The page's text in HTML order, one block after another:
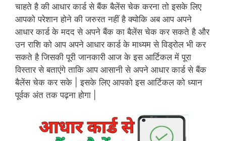
चाहते है की आधार कार्ड से बैंक बैलेंस चेक करना तो इसके लिए
आपको परेशान होने की जरुरत नहीं है क्योकि अब आप अपने
आधार कार्ड के मदद से अपने बैंक का बैलेंस चेक कर सकते है और
उन राशि को आप अपने आधार कार्ड के माध्यम से विड्रोल भी कर
सकते है जिसकी पूरी जानकारी आज के इस आर्टिकल में पूरा
विस्तार से बताएंगे ताकि आप आसानी से अपने आधार कार्ड से बैंक
बैलेंस चेक कर सके | इसके लिए आपको इस आर्टिकल को ध्यान
पूर्वक अंत तक पढ़ना होगा |